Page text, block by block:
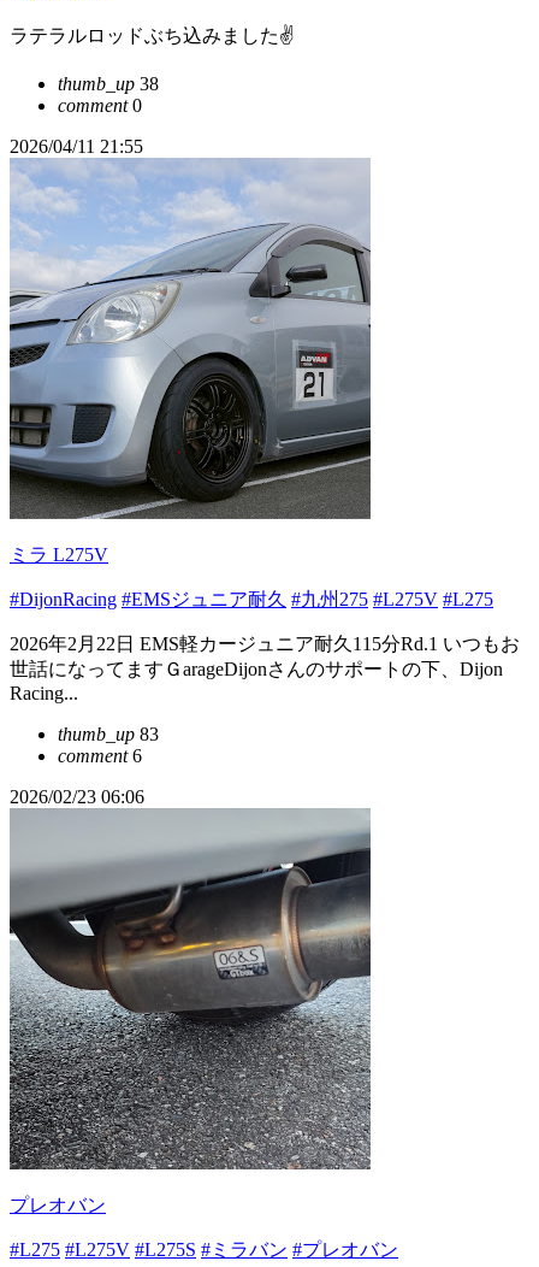
ラテラルロッドぶち込みました✌️
thumb_up 38
comment0
2026/04/11 21:55
ミラ L275V
#DijonRacing #EMSジュニア耐久 #九州275 #L275V #L275
2026年2月22日 EMS軽カージュニア耐久115分Rd.1 いつもお
世話になってますＧarageDijonさんのサポートの下、Dijon
Racing...
thumb_up 83
comment6
2026/02/23 06:06
プレオバン
#L275 #L275V #L275S #ミラバン #プレオバン